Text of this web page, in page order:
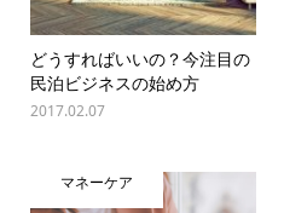
どうすればいいの？今注目の
民泊ビジネスの始め方
2017.02.07
マネーケア